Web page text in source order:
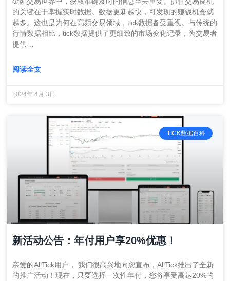
的关键在于掌握实时数据。数据更新越快，可发现的赚钱机会就
越多。这也是为何在高频交易领域，tick数据备受重视。与传统的
行情数据相比，tick数据提供了更细致的市场变化记录，为交易者
提供…
阅读全文
2024年 4月 3日
TICK数据百科
新活动公告：年付用户享20%优惠！
亲爱的AllTick用户， 我们很高兴地向您宣布，AllTick推出了全新
的推广活动！现在，只要选择一次性年付，您将享受高达20%的